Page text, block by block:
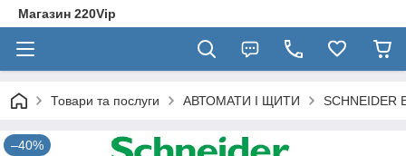
Магазин 220Vip
Товари та послуги АВТОМАТИ І ЩИТИ SCHNEIDER
–40%